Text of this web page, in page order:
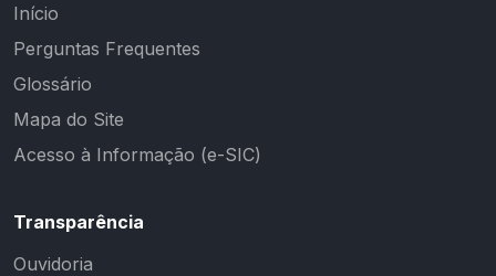
Início
Perguntas Frequentes
Glossário
Mapa do Site
Acesso à Informação (e-SIC)
Transparência
Ouvidoria